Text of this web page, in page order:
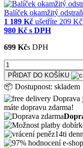
Balíček okamžitý
1 189 Kč ušetříte 209 Kč
980 Kč s DPH
699 Kčs DPH
PŘIDAT DO KOŠÍKU
📦 Dostupnost: skladem
Doprava
máte dopravu zdarma!
14ti